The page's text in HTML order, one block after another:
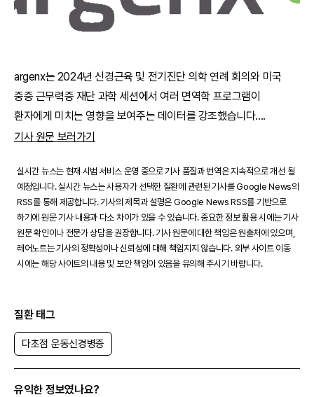
argenx는 2024년 신경근육 및 전기진단 의학 연례 회의와 미국
중증 근무력증 재단 과학 세션에서 여러 면역학 프로그램이
환자에게 미치는 영향을 보여주는 데이터를 강조했습니다....
기사 원문 보러가기
실시간 뉴스는 현재 시범 서비스 운영 중으로 기사 품질과 번역은 지속적으로 개선 될
예정입니다. 실시간 뉴스는 사용자가 선택한 질환에 관련된 기사를 Google News의
RSS를 통해 제공합니다. 기사의 제목과 설명은 Google News RSS를 기반으로
하기에 원문 기사 내용과 다소 차이가 있을 수 있습니다. 중요한 정보 활용 시에는 기사
원문 확인이나 전문가 상담을 권장합니다. 기사 원문에 대한 책임은 원출처에 있으며,
레어노트는 기사의 정확성이나 신뢰성에 대해 책임지지 않습니다. 외부 사이트 이동
시에는 해당 사이트의 내용 및 보안 책임이 있음을 유의해 주시기 바랍니다.
질환 태그
다초점 운동신경병증
유익한 정보였나요?